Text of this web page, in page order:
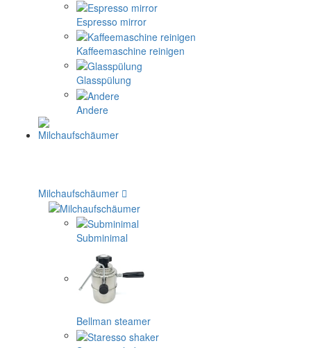
Espresso mirror
Kaffeemaschine reinigen
Glasspülung
Andere
Milchaufschäumer
Subminimal
Bellman steamer